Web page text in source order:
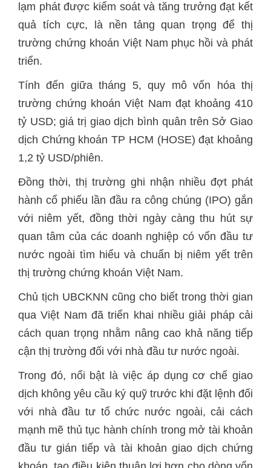
lạm phát được kiểm soát và tăng trưởng đạt kết
quả tích cực, là nền tảng quan trọng để thị
trường chứng khoán Việt Nam phục hồi và phát
triển.
Tính đến giữa tháng 5, quy mô vốn hóa thị
trường chứng khoán Việt Nam đạt khoảng 410
tỷ USD; giá trị giao dịch bình quân trên Sở Giao
dịch Chứng khoán TP HCM (HOSE) đạt khoảng
1,2 tỷ USD/phiên.
Đồng thời, thị trường ghi nhận nhiều đợt phát
hành cổ phiếu lần đầu ra công chúng (IPO) gắn
với niêm yết, đồng thời ngày càng thu hút sự
quan tâm của các doanh nghiệp có vốn đầu tư
nước ngoài tìm hiểu và chuẩn bị niêm yết trên
thị trường chứng khoán Việt Nam.
Chủ tịch UBCKNN cũng cho biết trong thời gian
qua Việt Nam đã triển khai nhiều giải pháp cải
cách quan trọng nhằm nâng cao khả năng tiếp
cận thị trường đối với nhà đầu tư nước ngoài.
Trong đó, nổi bật là việc áp dụng cơ chế giao
dịch không yêu cầu ký quỹ trước khi đặt lệnh đối
với nhà đầu tư tổ chức nước ngoài, cải cách
mạnh mẽ thủ tục hành chính trong mở tài khoản
đầu tư gián tiếp và tài khoản giao dịch chứng